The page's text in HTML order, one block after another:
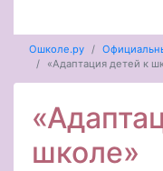
Ошколе.ру
«Адаптация детей к
школе»